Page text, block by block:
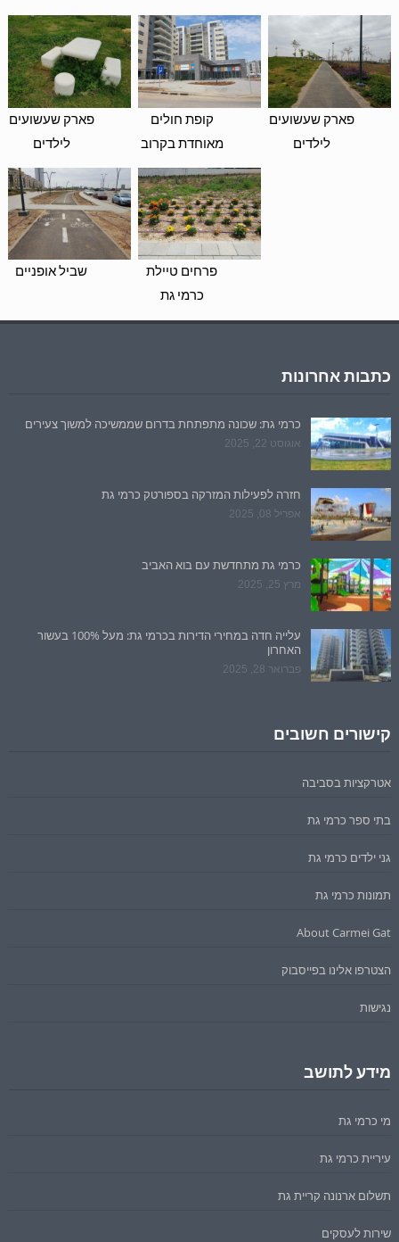
פארק שעשועים
לילדים
קופת חולים
מאוחדת בקרוב
פארק שעשועים
לילדים
שביל אופניים
פרחים טיילת
כרמי גת
כתבות אחרונות
כרמי גת: שכונה מתפתחת בדרום שממשיכה למשוך צעירים
אוגוסט 22, 2025
חזרה לפעילות המזרקה בספורטק כרמי גת
אפריל 08, 2025
כרמי גת מתחדשת עם בוא האביב
מרץ 25, 2025
עלייה חדה במחירי הדירות בכרמי גת: מעל 100% בעשור
האחרון
פברואר 28, 2025
קישורים חשובים
אטרקציות בסביבה
בתי ספר כרמי גת
גני ילדים כרמי גת
תמונות כרמי גת
About Carmei Gat
הצטרפו אלינו בפייסבוק
נגישות
מידע לתושב
מי כרמי גת
עיריית כרמי גת
תשלום ארנונה קריית גת
שירות לעסקים